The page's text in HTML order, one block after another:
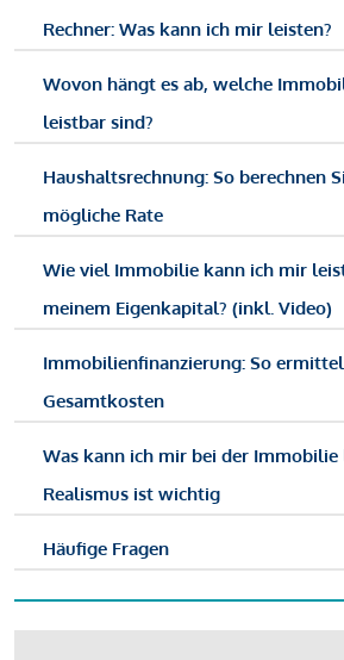
Rechner: Was kann ich mir leisten?
Wovon hängt es ab, welche
leistbar sind?
Haushaltsrechnung: So berechnen
mögliche Rate
Wie viel Immobilie kann ich mir
meinem Eigenkapital? (inkl. Video)
Immobilienfinanzierung: So
Gesamtkosten
Was kann ich mir bei der Immobilie
Realismus ist wichtig
Häufige Fragen